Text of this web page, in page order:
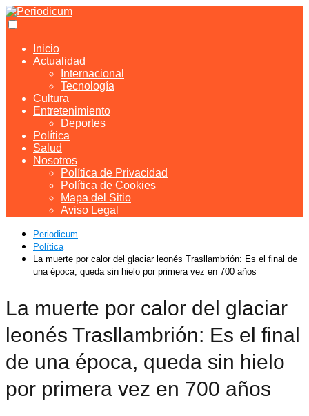
Inicio
Actualidad
Internacional
Tecnología
Cultura
Entretenimiento
Deportes
Política
Salud
Nosotros
Política de Privacidad
Política de Cookies
Mapa del Sitio
Aviso Legal
Periodicum
Política
La muerte por calor del glaciar leonés Trasllambrión: Es el final de
una época, queda sin hielo por primera vez en 700 años
La muerte por calor del glaciar
leonés Trasllambrión: Es el final
de una época, queda sin hielo
por primera vez en 700 años